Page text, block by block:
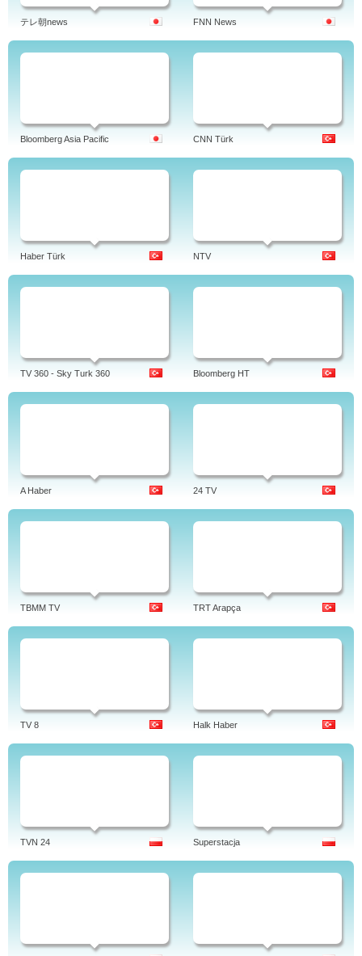
テレ朝news FNN News
Bloomberg Asia Pacific CNN Türk
Haber Türk NTV
TV 360 - Sky Turk 360 Bloomberg HT
A Haber 24 TV
TBMM TV TRT Arapça
TV 8 Halk Haber
TVN 24 Superstacja